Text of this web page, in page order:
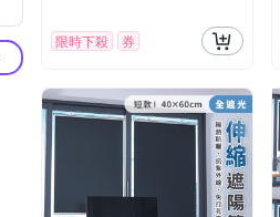
限時下殺 券